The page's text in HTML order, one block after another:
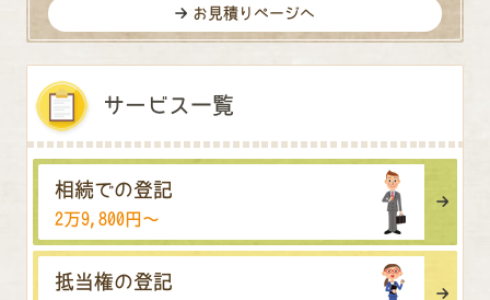
お見積りページへ
サービス一覧
相続での登記
2万9,800円〜
抵当権の登記